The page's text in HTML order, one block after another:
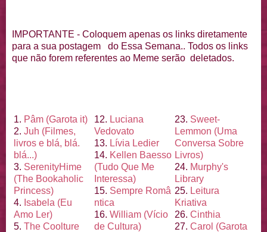
IMPORTANTE - Coloquem apenas os links diretamente
para a sua postagem do Essa Semana.. Todos os links
que não forem referentes ao Meme serão deletados.
1. Pâm (Garota it)
2. Juh (Filmes,
livros e blá, blá.
blá...)
3. SerenityHime
(The Bookaholic
Princess)
4. Isabela (Eu
Amo Ler)
5. The Coolture
12. Luciana
Vedovato
13. Lívia Ledier
14. Kellen Baesso
(Tudo Que Me
Interessa)
15. Sempre Româ
ntica
16. William (Vício
de Cultura)
23. Sweet-
Lemmon (Uma
Conversa Sobre
Livros)
24. Murphy's
Library
25. Leitura
Kriativa
26. Cinthia
27. Carol (Garota